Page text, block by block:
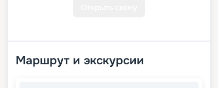
Маршрут и экскурсии